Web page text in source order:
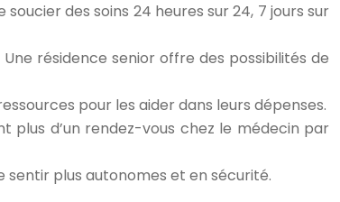
des soins 24 heures sur 24, 7 jours sur
résidence senior offre des possibilités de
pour les aider dans leurs dépenses.
plus d’un rendez-vous chez le médecin par
sentir plus autonomes et en sécurité.